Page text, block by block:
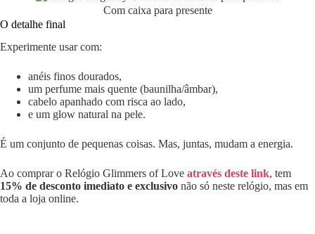
Com caixa para presente
O detalhe final
Experimente usar com:
anéis finos dourados,
um perfume mais quente (baunilha/âmbar),
cabelo apanhado com risca ao lado,
e um glow natural na pele.
É um conjunto de pequenas coisas. Mas, juntas, mudam a energia.
Ao comprar o Relógio Glimmers of Love através deste link, tem
15% de desconto imediato e exclusivo não só neste relógio, mas em
toda a loja online.